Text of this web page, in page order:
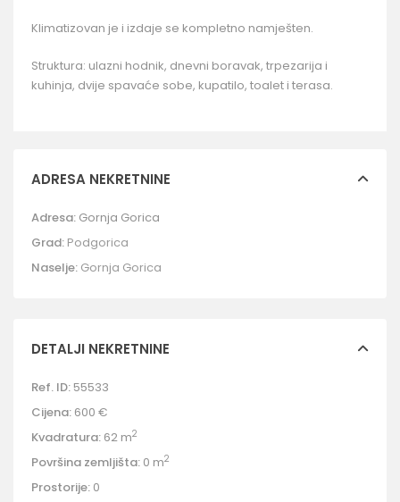
Klimatizovan je i izdaje se kompletno namješten.
Struktura: ulazni hodnik, dnevni boravak, trpezarija i
kuhinja, dvije spavaće sobe, kupatilo, toalet i terasa.
ADRESA NEKRETNINE
Adresa: Gornja Gorica
Grad: Podgorica
Naselje: Gornja Gorica
DETALJI NEKRETNINE
Ref. ID: 55533
Cijena: 600 €
Kvadratura: 62 m2
Površina zemljišta: 0 m2
Prostorije: 0